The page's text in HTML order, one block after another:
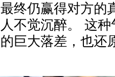
终仍赢得对方的
不觉沉醉。 这
巨大落差，也还